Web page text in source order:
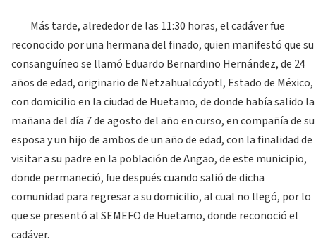
Más tarde, alrededor de las 11:30 horas, el cadáver fue
reconocido por una hermana del finado, quien manifestó que su
consanguíneo se llamó Eduardo Bernardino Hernández, de 24
años de edad, originario de Netzahualcóyotl, Estado de México,
con domicilio en la ciudad de Huetamo, de donde había salido la
mañana del día 7 de agosto del año en curso, en compañía de su
esposa y un hijo de ambos de un año de edad, con la finalidad de
visitar a su padre en la población de Angao, de este municipio,
donde permaneció, fue después cuando salió de dicha
comunidad para regresar a su domicilio, al cual no llegó, por lo
que se presentó al SEMEFO de Huetamo, donde reconoció el
cadáver.